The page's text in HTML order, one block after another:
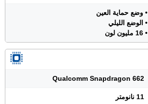
• وضع حماية العين
• الوضع الليلي
• 16 مليون لون
Qualcomm Snapdragon 662
11 نانومتر